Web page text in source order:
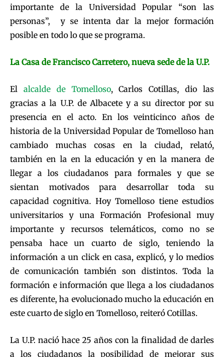
importante de la Universidad Popular “son las
personas”, y se intenta dar la mejor formación
posible en todo lo que se programa.
La Casa de Francisco Carretero, nueva sede de la U.P.
El alcalde de Tomelloso, Carlos Cotillas, dio las
gracias a la U.P. de Albacete y a su director por su
presencia en el acto. En los veinticinco años de
historia de la Universidad Popular de Tomelloso han
cambiado muchas cosas en la ciudad, relató,
también en la en la educación y en la manera de
llegar a los ciudadanos para formales y que se
sientan motivados para desarrollar toda su
capacidad cognitiva. Hoy Tomelloso tiene estudios
universitarios y una Formación Profesional muy
importante y recursos telemáticos, como no se
pensaba hace un cuarto de siglo, teniendo la
información a un click en casa, explicó, y lo medios
de comunicación también son distintos. Toda la
formación e información que llega a los ciudadanos
es diferente, ha evolucionado mucho la educación en
este cuarto de siglo en Tomelloso, reiteró Cotillas.
La U.P. nació hace 25 años con la finalidad de darles
a los ciudadanos la posibilidad de mejorar sus